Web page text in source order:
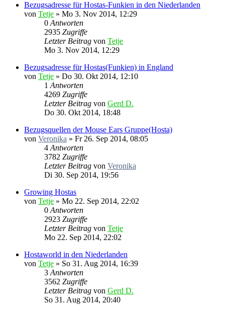
Bezugsadresse für Hostas-Funkien in den Niederlanden
von Tetje » Mo 3. Nov 2014, 12:29
0 Antworten
2935 Zugriffe
Letzter Beitrag von Tetje
Mo 3. Nov 2014, 12:29
Bezugsadresse für Hostas(Funkien) in England
von Tetje » Do 30. Okt 2014, 12:10
1 Antworten
4269 Zugriffe
Letzter Beitrag von Gerd D.
Do 30. Okt 2014, 18:48
Bezugsquellen der Mouse Ears Gruppe(Hosta)
von Veronika » Fr 26. Sep 2014, 08:05
4 Antworten
3782 Zugriffe
Letzter Beitrag von Veronika
Di 30. Sep 2014, 19:56
Growing Hostas
von Tetje » Mo 22. Sep 2014, 22:02
0 Antworten
2923 Zugriffe
Letzter Beitrag von Tetje
Mo 22. Sep 2014, 22:02
Hostaworld in den Niederlanden
von Tetje » So 31. Aug 2014, 16:39
3 Antworten
3562 Zugriffe
Letzter Beitrag von Gerd D.
So 31. Aug 2014, 20:40